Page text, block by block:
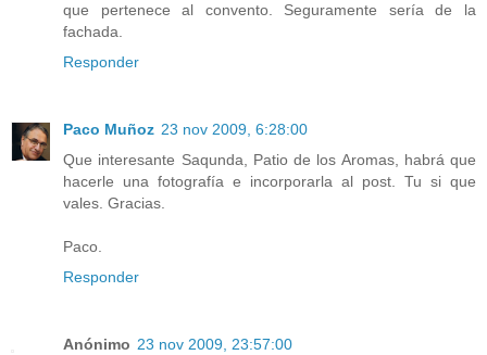
que pertenece al convento. Seguramente sería de la
fachada.
Responder
Paco Muñoz 23 nov 2009, 6:28:00
Que interesante Saqunda, Patio de los Aromas, habrá que
hacerle una fotografía e incorporarla al post. Tu si que
vales. Gracias.
Paco.
Responder
Anónimo 23 nov 2009, 23:57:00